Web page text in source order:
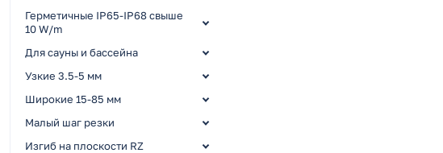
Герметичные IP65-IP68 свыше
10 W/m
Для сауны и бассейна
Узкие 3.5-5 мм
Широкие 15-85 мм
Малый шаг резки
Изгиб на плоскости RZ